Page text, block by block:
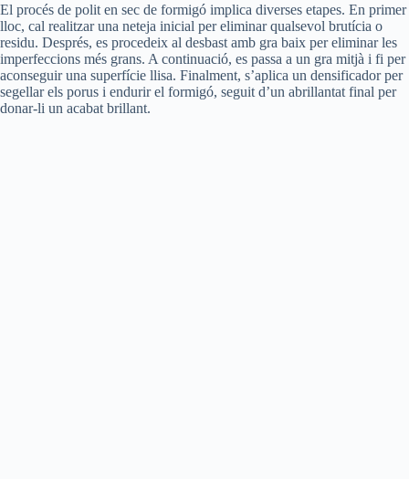
El procés de polit en sec de formigó implica diverses etapes. En primer
lloc, cal realitzar una neteja inicial per eliminar qualsevol brutícia o
residu. Després, es procedeix al desbast amb gra baix per eliminar les
imperfeccions més grans. A continuació, es passa a un gra mitjà i fi per
aconseguir una superfície llisa. Finalment, s’aplica un densificador per
segellar els porus i endurir el formigó, seguit d’un abrillantat final per
donar-li un acabat brillant.